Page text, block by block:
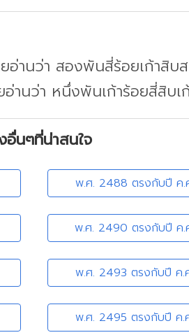
อ่านว่า สองพันสี่ร้อยเก้าสิบ
านว่า หนึ่งพันเก้าร้อยสี่สิบเ
อื่นๆที่น่าสนใจ
พ.ศ. 2488 ตรงกับปี ค.
พ.ศ. 2490 ตรงกับปี ค.
พ.ศ. 2493 ตรงกับปี ค.
พ.ศ. 2495 ตรงกับปี ค.